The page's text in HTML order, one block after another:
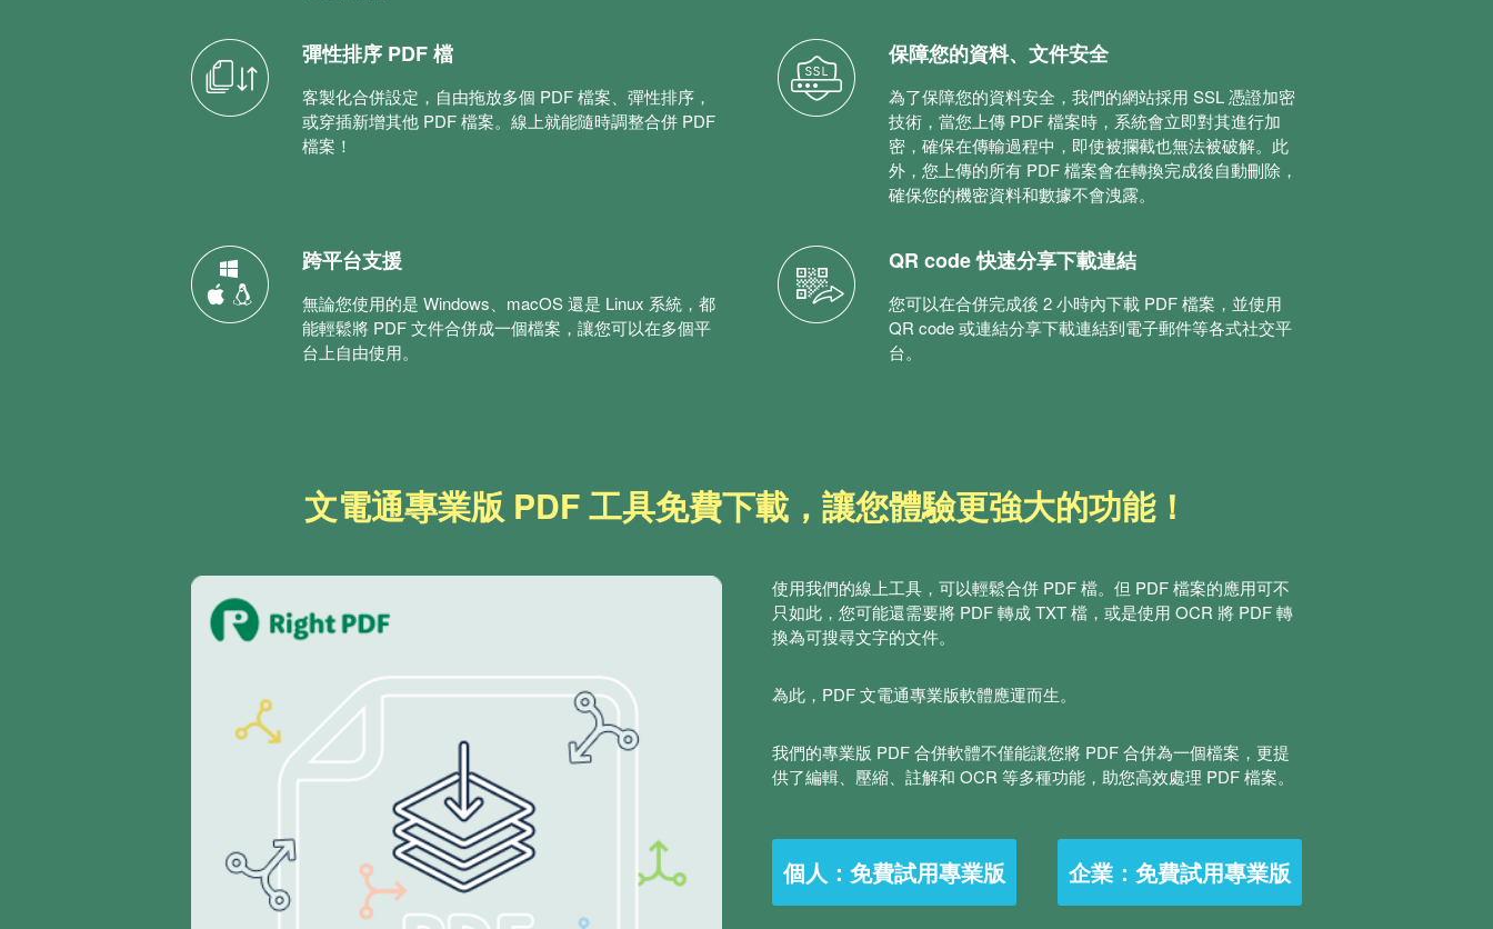
彈性排序 PDF 檔
客製化合併設定，自由拖放多個 PDF 檔案、彈性排序，
或穿插新增其他 PDF 檔案。線上就能隨時調整合併 PDF
檔案！
保障您的資料、文件安全
為了保障您的資料安全，我們的網站採用 SSL 憑證加密
技術，當您上傳 PDF 檔案時，系統會立即對其進行加
密，確保在傳輸過程中，即使被攔截也無法被破解。此
外，您上傳的所有 PDF 檔案會在轉換完成後自動刪除，
確保您的機密資料和數據不會洩露。
跨平台支援
無論您使用的是 Windows、macOS 還是 Linux 系統，都
能輕鬆將 PDF 文件合併成一個檔案，讓您可以在多個平
台上自由使用。
QR code 快速分享下載連結
您可以在合併完成後 2 小時內下載 PDF 檔案，並使用
QR code 或連結分享下載連結到電子郵件等各式社交平
台。
文電通專業版 PDF 工具免費下載，讓您體驗更強大的功能！
使用我們的線上工具，可以輕鬆合併 PDF 檔。但 PDF 檔案的應用可不
只如此，您可能還需要將 PDF 轉成 TXT 檔，或是使用 OCR 將 PDF 轉
換為可搜尋文字的文件。
為此，PDF 文電通專業版軟體應運而生。
我們的專業版 PDF 合併軟體不僅能讓您將 PDF 合併為一個檔案，更提
供了編輯、壓縮、註解和 OCR 等多種功能，助您高效處理 PDF 檔案。
個人：免費試用專業版 企業：免費試用專業版